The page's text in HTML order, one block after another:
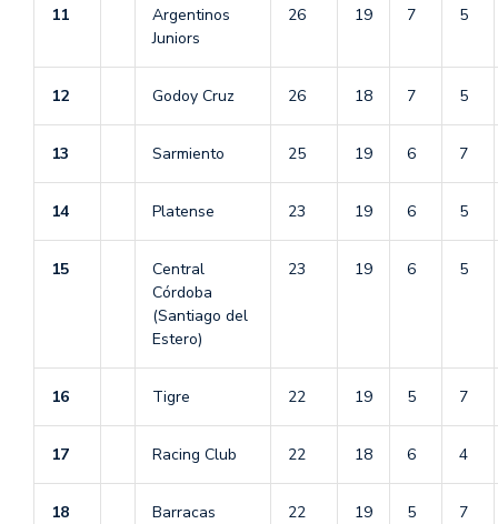
11
Argentinos
Juniors
26 19 7 5
12 Godoy Cruz 26 18 7 5
13 Sarmiento 25 19 6 7
14 Platense 23 19 6 5
15
Central
Córdoba
(Santiago del
Estero)
23 19 6 5
16 Tigre 22 19 5 7
17 Racing Club 22 18 6 4
18 Barracas 22 19 5 7